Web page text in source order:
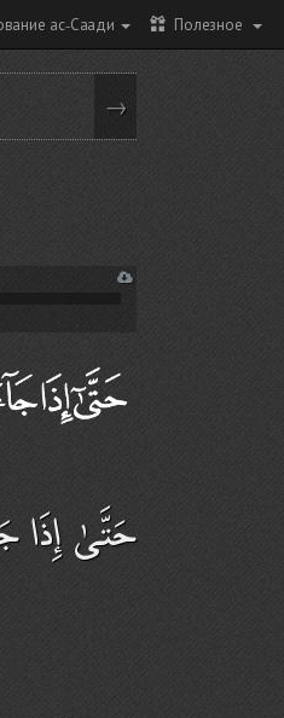
ас-Саади Полезное
→
حَتَّىٰ إِذَا